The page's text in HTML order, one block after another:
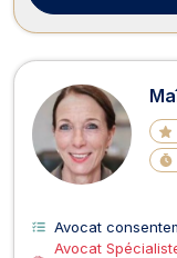
Avocat
Avocat